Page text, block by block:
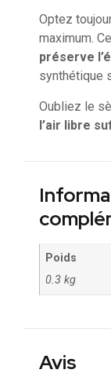
Optez
maximum.
préserve
synthétique
Oubliez le
l’air libre
Poids
0.3 kg
Avis